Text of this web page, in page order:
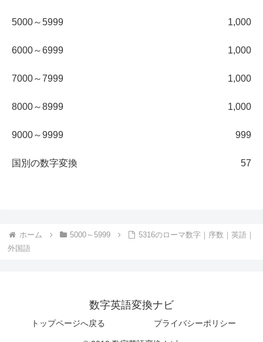
5000～5999 1,000
6000～6999 1,000
7000～7999 1,000
8000～8999 1,000
9000～9999 999
国別の数字変換 57
ホーム 5000～5999
5316のローマ数字｜序数｜英語｜
外国語
数字英語変換ナビ
トップページへ戻る プライバシーポリシー